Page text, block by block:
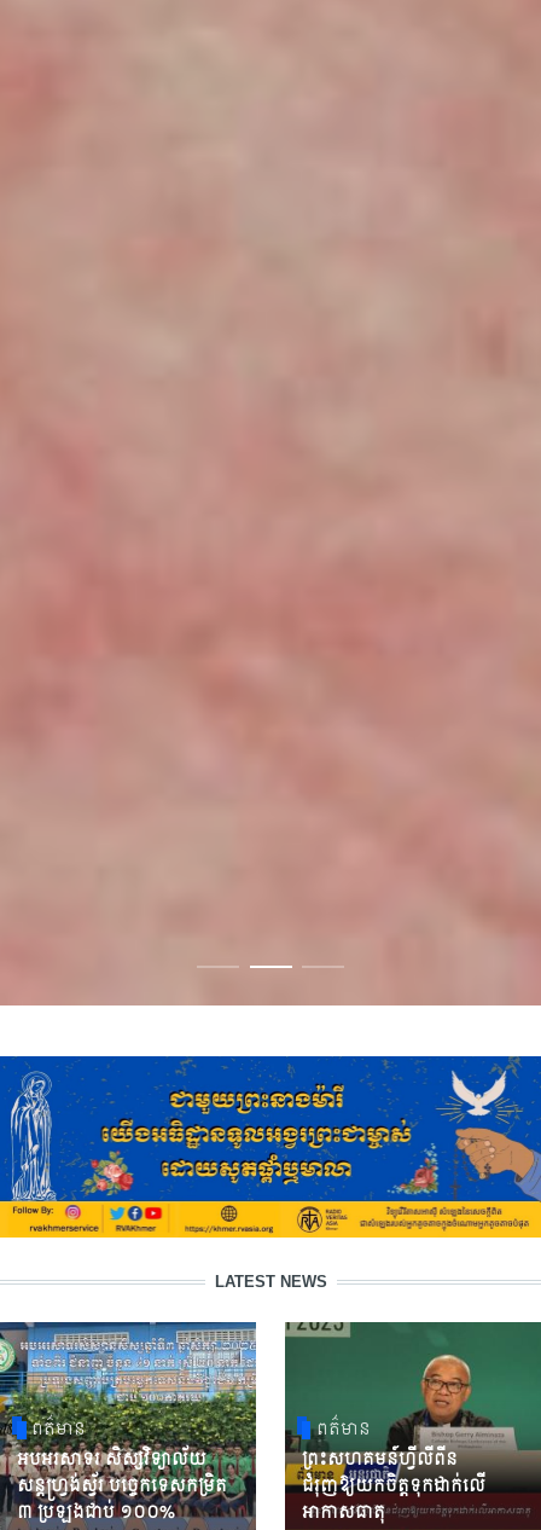
LATEST NEWS
ពត៌មាន
អបអរសាទរ សិស្សវិទ្យាល័យ
សន្តហ្វ្រង់ស្វ័រ បច្ចេកទេសកម្រិត
៣ ប្រឡងជាប់ ១០០%
ពត៌មាន
ព្រះសហគមន៍ហ្វីលីពីន
ជំរុញឱ្យយកចិត្តទុកដាក់លើ
អាកាសធាតុ